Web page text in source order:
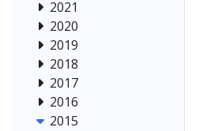
2021
2020
2019
2018
2017
2016
2015